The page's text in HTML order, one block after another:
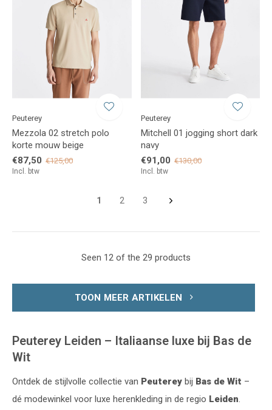
Peuterey
Mezzola 02 stretch polo
korte mouw beige
€87,50 €125,00
Incl. btw
Peuterey
Mitchell 01 jogging short dark
navy
€91,00 €130,00
Incl. btw
1 2 3
Seen 12 of the 29 products
TOON MEER ARTIKELEN
Peuterey Leiden – Italiaanse luxe bij Bas de
Wit
Ontdek de stijlvolle collectie van Peuterey bij Bas de Wit –
dé modewinkel voor luxe herenkleding in de regio Leiden.